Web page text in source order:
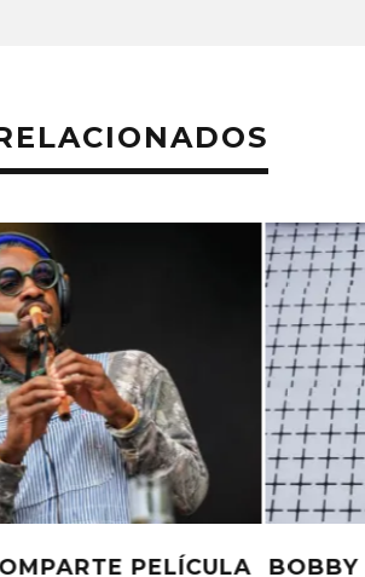
ÁLBUM
21
JOAQUINA COMPARTE
‘VERANO EN LA CIUDAD’
7 AGOSTO, 2026